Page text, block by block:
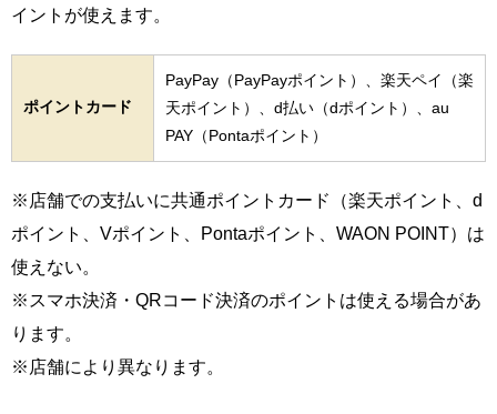
イントが使えます。
ポイントカード
PayPay（PayPayポイント）、楽天ペイ（楽
天ポイント）、d払い（dポイント）、au
PAY（Pontaポイント）
※店舗での支払いに共通ポイントカード（楽天ポイント、d
ポイント、Vポイント、Pontaポイント、WAON POINT）は
使えない。
※スマホ決済・QRコード決済のポイントは使える場合があ
ります。
※店舗により異なります。